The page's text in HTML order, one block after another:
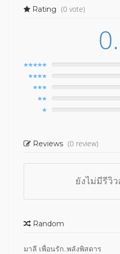
Rating (0 vote)
Reviews (0 review)
ยังไม่มีรีวิ
Random
มาลี เพื่อนรัก..พลังพิสดาร